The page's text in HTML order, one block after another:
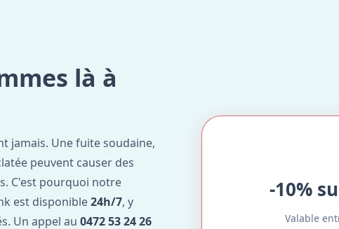
là à
jamais. Une fuite soudaine,
peuvent causer des
C'est pourquoi notre
est disponible24h/7, y
Un appel au 0472 53 24 26
-10%
Valable